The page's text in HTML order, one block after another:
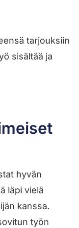
tarjouksiin
sisältää ja
hyvän
läpi vielä
kanssa.
työn